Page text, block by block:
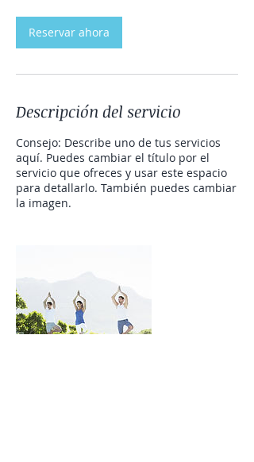
Reservar ahora
Descripción del servicio
Consejo: Describe uno de tus servicios
aquí. Puedes cambiar el título por el
servicio que ofreces y usar este espacio
para detallarlo. También puedes cambiar
la imagen.